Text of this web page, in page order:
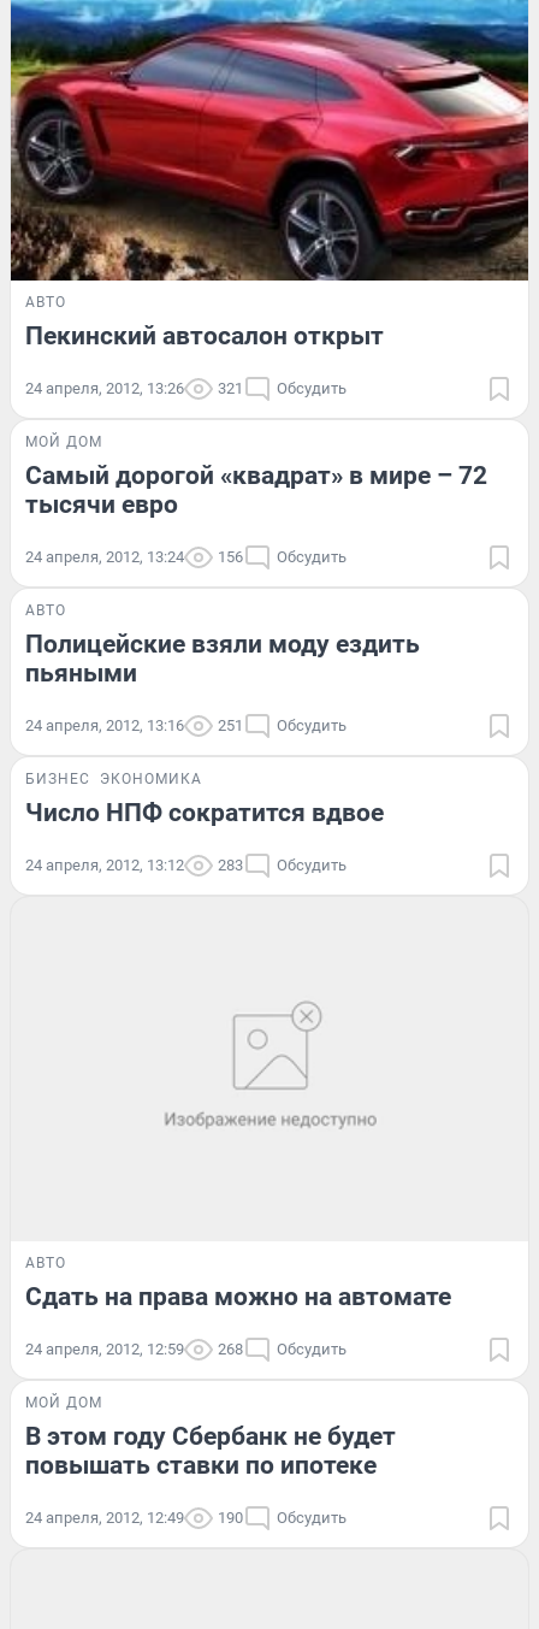
АВТО
Пекинский автосалон открыт
24 апреля, 2012, 13:26 321 Обсудить
МОЙ ДОМ
Самый дорогой «квадрат» в мире – 72
тысячи евро
24 апреля, 2012, 13:24 156 Обсудить
АВТО
Полицейские взяли моду ездить
пьяными
24 апреля, 2012, 13:16 251 Обсудить
БИЗНЕС ЭКОНОМИКА
Число НПФ сократится вдвое
24 апреля, 2012, 13:12 283 Обсудить
АВТО
Сдать на права можно на автомате
24 апреля, 2012, 12:59 268 Обсудить
МОЙ ДОМ
В этом году Сбербанк не будет
повышать ставки по ипотеке
24 апреля, 2012, 12:49 190 Обсудить